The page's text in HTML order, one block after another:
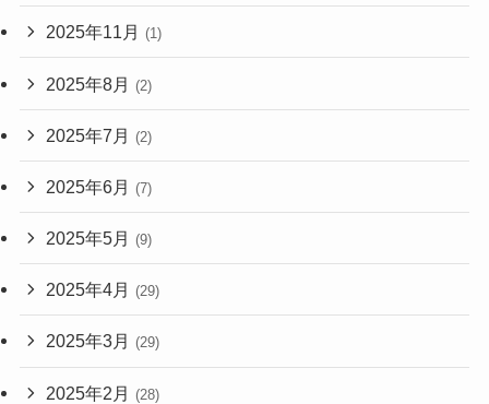
2025年11月 (1)
2025年8月 (2)
2025年7月 (2)
2025年6月 (7)
2025年5月 (9)
2025年4月 (29)
2025年3月 (29)
2025年2月 (28)